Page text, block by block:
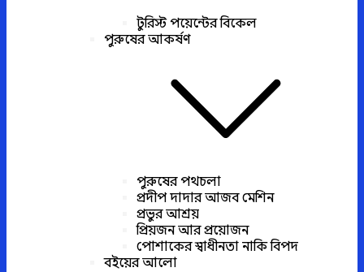
টুরিস্ট পয়েন্টের বিকেল
পুরুষের আকর্ষণ
পুরুষের পথচলা
প্রদীপ দাদার আজব মেশিন
প্রভুর আশ্রয়
প্রিয়জন আর প্রয়োজন
পোশাকের স্বাধীনতা নাকি বিপদ
বইয়ের আলো